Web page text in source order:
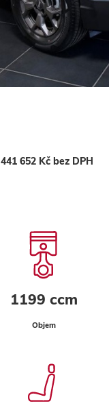
441 652 Kč bez DPH
1199 ccm
Objem